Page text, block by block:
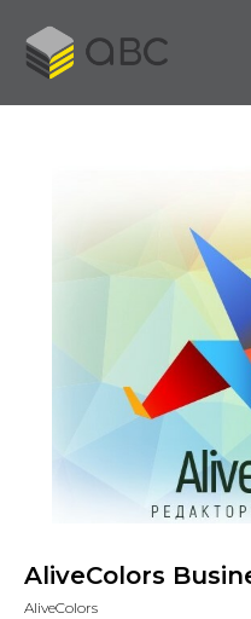
AliveColors
AliveColors